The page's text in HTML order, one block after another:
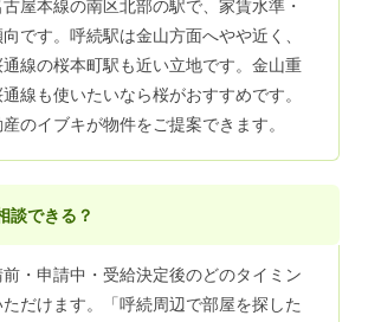
屋本線の南区北部の駅で、家賃水準・
です。呼続駅は金山方面へやや近く、
線の桜本町駅も近い立地です。金山重
線も使いたいなら桜がおすすめです。
のイブキが物件をご提案できます。
談できる？
・申請中・受給決定後のどのタイミン
だけます。「呼続周辺で部屋を探した